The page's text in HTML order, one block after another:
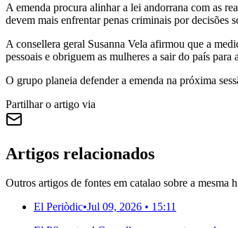
A emenda procura alinhar a lei andorrana com as
devem mais enfrentar penas criminais por decisões
A consellera geral Susanna Vela afirmou que a
pessoais e obriguem as mulheres a sair do país
O grupo planeia defender a emenda na próxima
Partilhar o artigo via
Artigos relacionados
Outros artigos de fontes em catalao sobre a mesma
El Periòdic•Jul 09, 2026 • 15:11